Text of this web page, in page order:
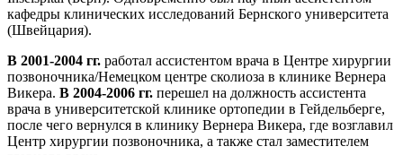
кафедры клинических исследований Бернского университета
(Швейцария).
В 2001-2004 гг. работал ассистентом врача в Центре хирургии
позвоночника/Немецком центре сколиоза в клинике Вернера
Викера. В 2004-2006 гг. перешел на должность ассистента
врача в университетской клинике ортопедии в Гейдельберге,
после чего вернулся в клинику Вернера Викера, где возглавил
Центр хирургии позвоночника, а также стал заместителем